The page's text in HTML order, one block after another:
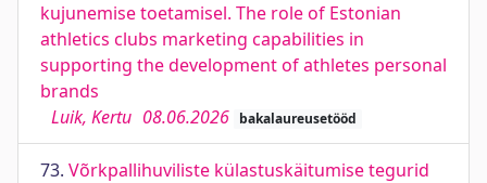
kujunemise toetamisel. The role of Estonian
athletics clubs marketing capabilities in
supporting the development of athletes personal
brands
Luik, Kertu 08.06.2026 bakalaureusetööd
73. Võrkpallihuviliste külastuskäitumise tegurid